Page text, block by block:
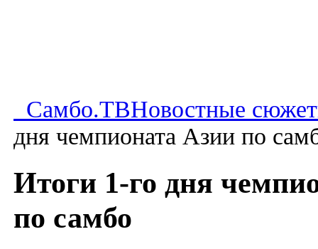
Самбо.ТВНовостные
дня чемпионата Азии по
Итоги 1-го дня
по самбо